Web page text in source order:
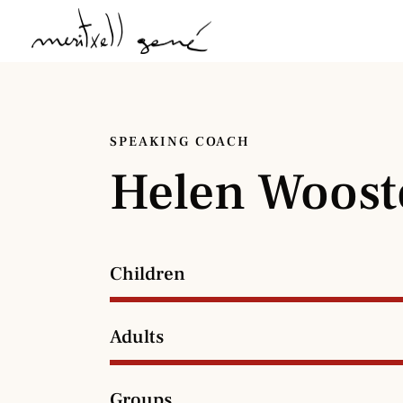
SPEAKING COACH
Helen
Children
Adults